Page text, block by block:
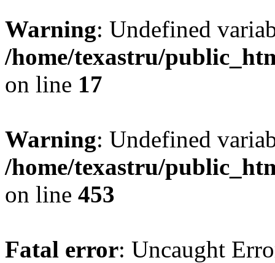
Warning: Undefined
/home/texastru/
on line 17
Warning: Undefined
/home/texastru/
on line 453
Fatal error: Uncaught